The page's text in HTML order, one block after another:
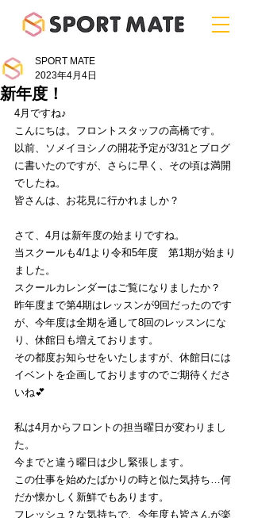
新年度！
SPORT MATE
2023年4月4日
4月ですね♪
こんにちは。フロントスタッフの高橋です。
以前、ソメイヨシノの開花予定が3/31とブログ
に書いたのですが、さらに早く、その頃は満開
でしたね。
皆さんは、お花見に行かれましか？
さて、4月は新年度の始まりですね。
当スクールも4/1より令和5年度　第1期が始まり
ました。
スクールカレンダーはご覧になりましたか？
昨年度まで第4期はレッスンが9回だったのです
が、今年度は全期を通して8回のレッスンにな
り、休館日も増えております。
その都度お知らせをいたしますが、休館日には
イベントを企画しておりますのでご期待くださ
いね💕
私は4月からフロントの担当曜日が変わりまし
た。
今までと違う曜日は少し緊張します。
この仕事を始めたばかりの時と似た気持ち…何
だか懐かしく新鮮でもあります。
フレッシュ？な気持ちで、今年度も皆さんが楽